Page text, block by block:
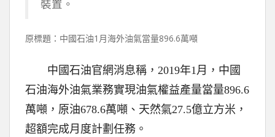
裝置。
原標題：中國石油1月海外油氣當量896.6萬噸
中國石油官網消息稱，2019年1月，中國
石油海外油氣業務實現油氣權益產量當量896.6
萬噸，原油678.6萬噸、天然氣27.5億立方米，
超額完成月度計劃任務。